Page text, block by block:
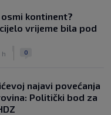
kontinent?
vrijeme bila pod
h 0
najavi povećanja
Politički bod za